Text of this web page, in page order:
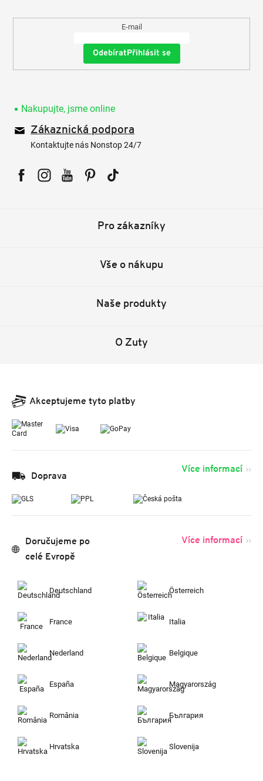
E-mail
Přihlásit se
Nakupujte, jsme online
Zákaznická podpora
Kontaktujte nás Nonstop 24/7
Pro zákazníky
Vše o nákupu
Naše produkty
O Zuty
Akceptujeme tyto platby
Doprava
Více informací
Doručujeme po
celé Evropě
Více informací
Deutschland Österreich
France Italia
Nederland Belgique
España Magyarország
România България
Hrvatska Slovenija